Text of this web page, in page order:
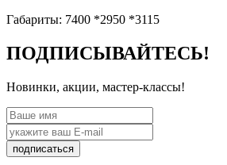
Габариты: 7400 *2950 *3115
ПОДПИСЫВАЙТЕСЬ!
Новинки, акции, мастер-классы!
подписаться